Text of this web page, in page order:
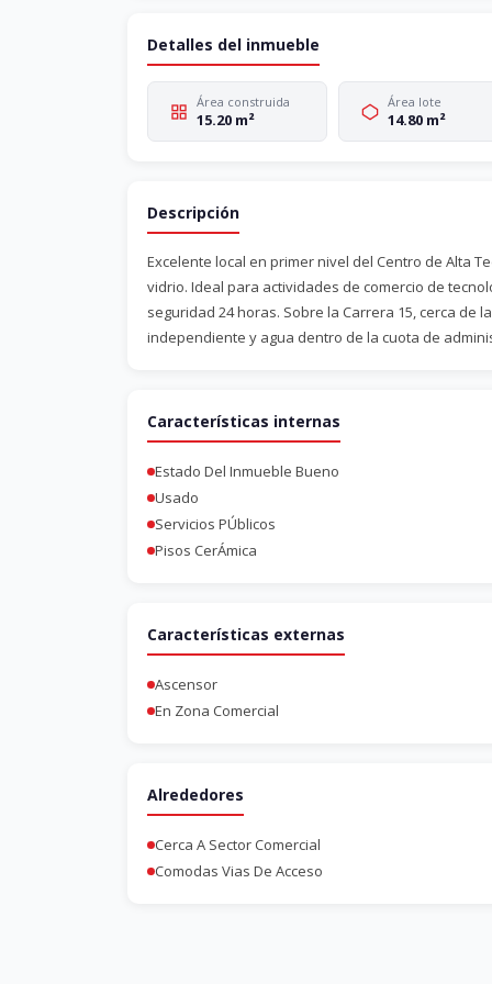
Detalles del inmueble
Área construida
15.20 m²
Área lote
14.80 m²
Descripción
Excelente local en primer nivel del Centro de Alta
vidrio. Ideal para actividades de comercio de
seguridad 24 horas. Sobre la Carrera 15, cerca de
independiente y agua dentro de la cuota de
Características internas
Estado Del Inmueble Bueno
Usado
Servicios PÚblicos
Pisos CerÁmica
Características externas
Ascensor
En Zona Comercial
Alrededores
Cerca A Sector Comercial
Comodas Vias De Acceso